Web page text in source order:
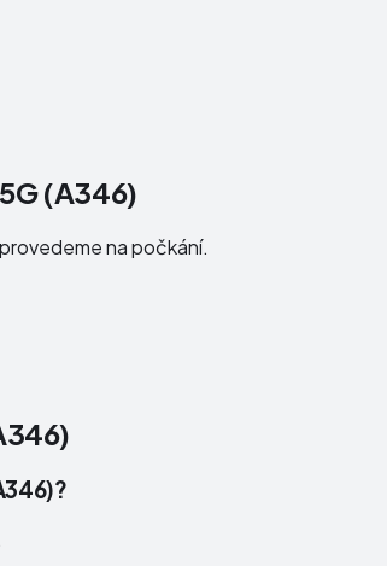
(A346)
na počkání.